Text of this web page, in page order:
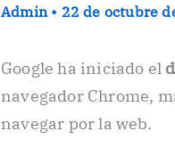
Admin • 22 de octubre
Google ha iniciado el
navegador Chrome,
navegar por la web.